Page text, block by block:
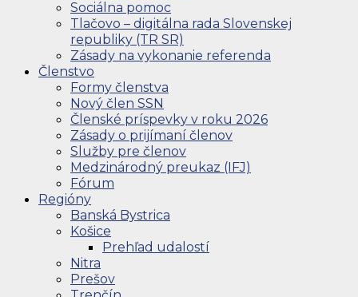
Sociálna pomoc
Tlačovo – digitálna rada Slovenskej
republiky (TR SR)
Zásady na vykonanie referenda
Členstvo
Formy členstva
Nový člen SSN
Členské príspevky v roku 2026
Zásady o prijímaní členov
Služby pre členov
Medzinárodný preukaz (IFJ)
Fórum
Regióny
Banská Bystrica
Košice
Prehľad udalostí
Nitra
Prešov